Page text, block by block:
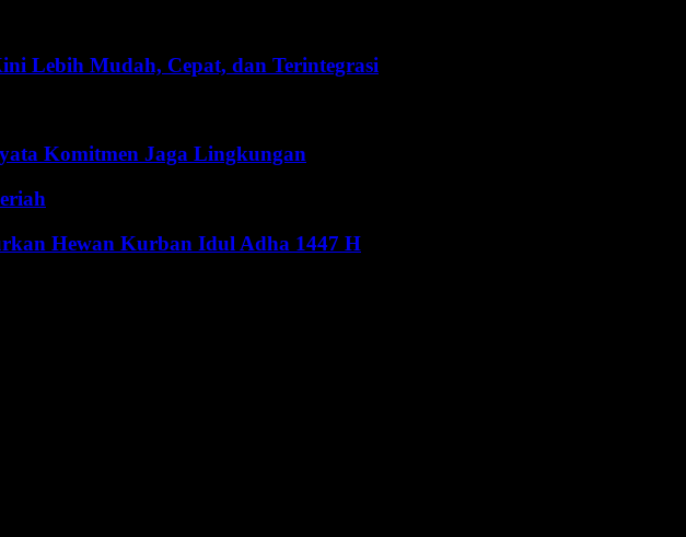
Lebih Mudah, Cepat, dan Terintegrasi
Komitmen Jaga Lingkungan
Hewan Kurban Idul Adha 1447 H